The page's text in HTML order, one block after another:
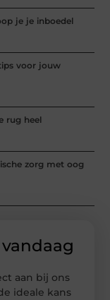
je je inboedel
voor jouw
rug heel
zorg met oog
aan bij ons
ideale kans